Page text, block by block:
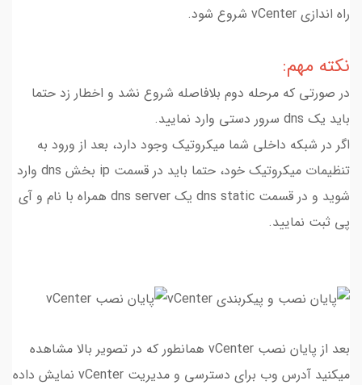
راه اندازی vCenter شروع شود.
نکته مهم:
در صورتی که مرحله دوم بلافاصله شروع نشد و اخطار زد حتما
باید یک dns سرور دستی وارد نمایید.
اگر در شبکه داخلی شما میکروتیک وجود دارد، بعد از ورود به
تنظیمات میکروتیک خود، حتما باید در قسمت ip بخش dns وارد
شوید و در قسمت dns static یک dns server همراه با نام و آی
پی ثبت نمایید.
بعد از پایان نصب vCenter همانطور که در تصویر بالا مشاهده
میکنید آدرس وب برای دسترسی و مدیریت vCenter نمایش داده